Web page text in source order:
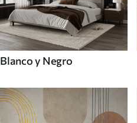
Blanco y Negro